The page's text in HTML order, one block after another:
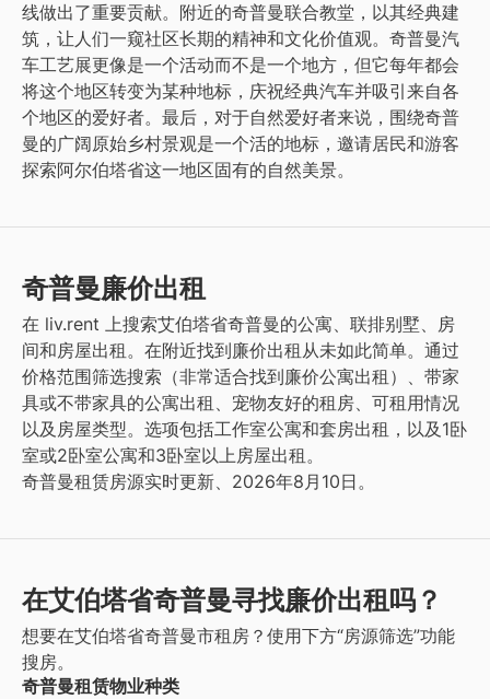
线做出了重要贡献。附近的奇普曼联合教堂，以其经典建
筑，让人们一窥社区长期的精神和文化价值观。奇普曼汽
车工艺展更像是一个活动而不是一个地方，但它每年都会
将这个地区转变为某种地标，庆祝经典汽车并吸引来自各
个地区的爱好者。最后，对于自然爱好者来说，围绕奇普
曼的广阔原始乡村景观是一个活的地标，邀请居民和游客
探索阿尔伯塔省这一地区固有的自然美景。
奇普曼廉价出租
在 liv.rent 上搜索艾伯塔省奇普曼的公寓、联排别墅、房
间和房屋出租。在附近找到廉价出租从未如此简单。通过
价格范围筛选搜索（非常适合找到廉价公寓出租）、带家
具或不带家具的公寓出租、宠物友好的租房、可租用情况
以及房屋类型。选项包括工作室公寓和套房出租，以及1卧
室或2卧室公寓和3卧室以上房屋出租。
奇普曼租赁房源实时更新、2026年8月10日。
在艾伯塔省奇普曼寻找廉价出租吗？
想要在艾伯塔省奇普曼市租房？使用下方“房源筛选”功能
搜房。
奇普曼租赁物业种类